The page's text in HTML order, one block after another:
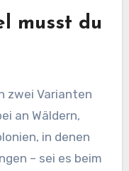
musst du
zwei Varianten
an Wäldern,
in denen
– sei es beim